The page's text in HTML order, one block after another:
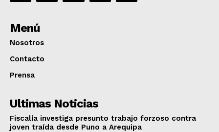
Menú
Nosotros
Contacto
Prensa
Ultimas Noticias
Fiscalía investiga presunto trabajo forzoso contra
joven traída desde Puno a Arequipa